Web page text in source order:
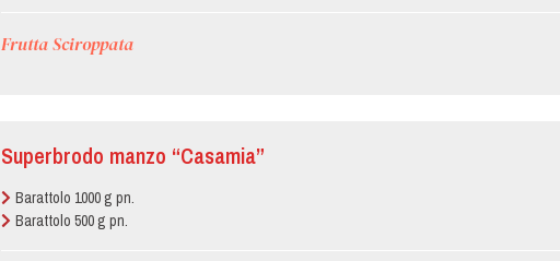
Frutta Sciroppata
Superbrodo manzo “Casamia”
Barattolo 1000 g pn.
Barattolo 500 g pn.